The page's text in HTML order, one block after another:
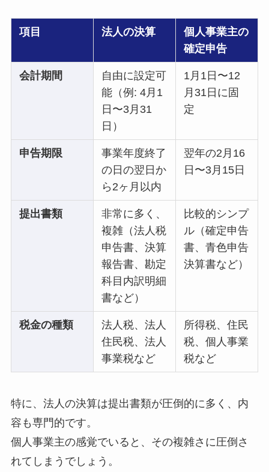
項目 法人の決算
個人事業主の
確定申告
会計期間
自由に設定可
能（例: 4月1
日〜3月31
日）
1月1日〜12
月31日に固
定
申告期限
事業年度終了
の日の翌日か
ら2ヶ月以内
翌年の2月16
日〜3月15日
提出書類
非常に多く、
複雑（法人税
申告書、決算
報告書、勘定
科目内訳明細
書など）
比較的シンプ
ル（確定申告
書、青色申告
決算書など）
税金の種類
法人税、法人
住民税、法人
事業税など
所得税、住民
税、個人事業
税など
特に、法人の決算は提出書類が圧倒的に多く、内
容も専門的です。
個人事業主の感覚でいると、その複雑さに圧倒さ
れてしまうでしょう。